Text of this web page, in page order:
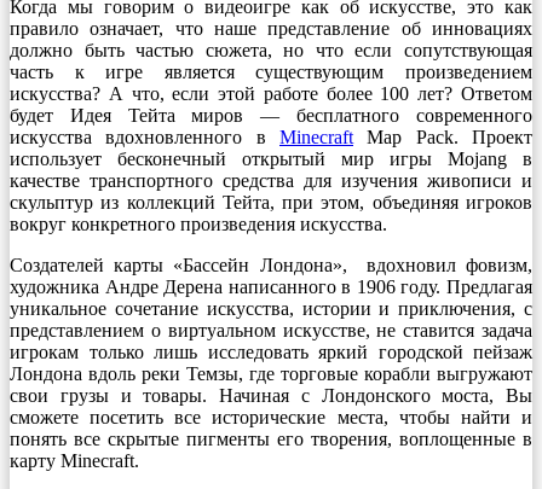
Когда мы говорим о видеоигре как об искусстве, это как
правило означает, что наше представление об инновациях
должно быть частью сюжета, но что если сопутствующая
часть к игре является существующим произведением
искусства? А что, если этой работе более 100 лет? Ответом
будет Идея Тейта миров — бесплатного современного
искусства вдохновленного в Minecraft Map Pack. Проект
использует бесконечный открытый мир игры Mojang в
качестве транспортного средства для изучения живописи и
скульптур из коллекций Тейта, при этом, объединяя игроков
вокруг конкретного произведения искусства.
Создателей карты «Бассейн Лондона», вдохновил фовизм,
художника Андре Дерена написанного в 1906 году. Предлагая
уникальное сочетание искусства, истории и приключения, с
представлением о виртуальном искусстве, не ставится задача
игрокам только лишь исследовать яркий городской пейзаж
Лондона вдоль реки Темзы, где торговые корабли выгружают
свои грузы и товары. Начиная с Лондонского моста, Вы
сможете посетить все исторические места, чтобы найти и
понять все скрытые пигменты его творения, воплощенные в
карту Minecraft.